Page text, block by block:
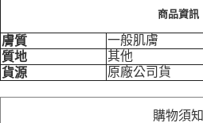
商品資訊
膚質
一般肌膚
質地
其他
貨源
原廠公司貨
購物須知